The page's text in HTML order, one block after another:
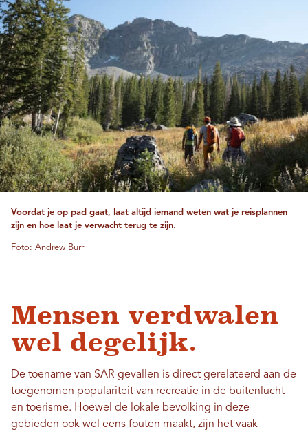
Voordat je op pad gaat, laat altijd iemand weten wat je reisplannen
zijn en hoe laat je verwacht terug te zijn.
Foto: Andrew Burr
Mensen verdwalen
wel degelijk.
De toename van SAR-gevallen is direct gerelateerd aan de
toegenomen populariteit van recreatie in de buitenlucht
en toerisme. Hoewel de lokale bevolking in deze
gebieden ook wel eens fouten maakt, zijn het vaak